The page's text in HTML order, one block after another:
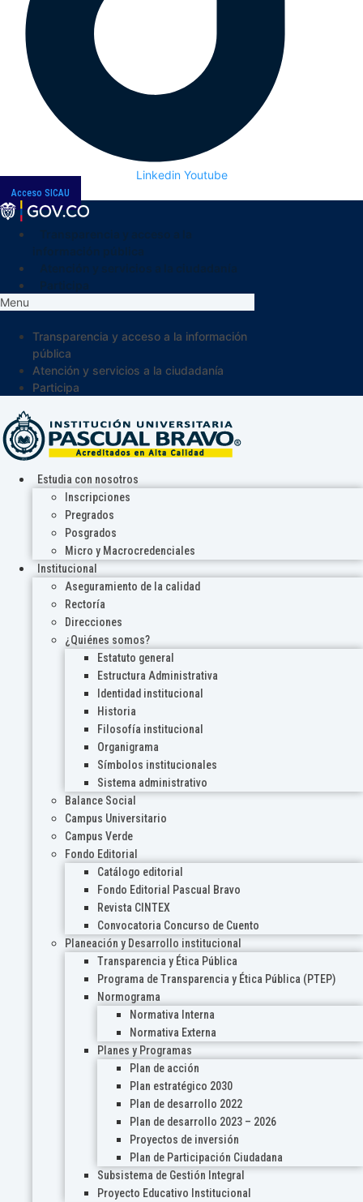
Linkedin Youtube
Acceso SICAU
Menu
Transparencia y acceso a la información
pública
Atención y servicios a la ciudadanía
Participa
Estudia con nosotros
Inscripciones
Pregrados
Posgrados
Micro y Macrocredenciales
Institucional
Aseguramiento de la calidad
Rectoría
Direcciones
¿Quiénes somos?
Estatuto general
Estructura Administrativa
Identidad institucional
Historia
Filosofía institucional
Organigrama
Símbolos institucionales
Sistema administrativo
Balance Social
Campus Universitario
Campus Verde
Fondo Editorial
Catálogo editorial
Fondo Editorial Pascual Bravo
Revista CINTEX
Convocatoria Concurso de Cuento
Planeación y Desarrollo institucional
Transparencia y Ética Pública
Programa de Transparencia y Ética Pública (PTEP)
Normograma
Normativa Interna
Normativa Externa
Planes y Programas
Plan de acción
Plan estratégico 2030
Plan de desarrollo 2022
Plan de desarrollo 2023 – 2026
Proyectos de inversión
Plan de Participación Ciudadana
Subsistema de Gestión Integral
Proyecto Educativo Institucional